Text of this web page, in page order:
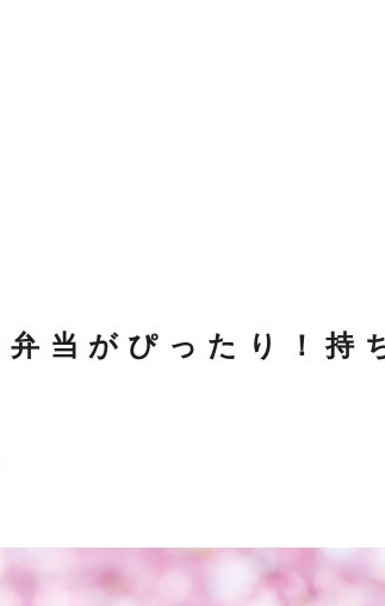
当がぴったり！持